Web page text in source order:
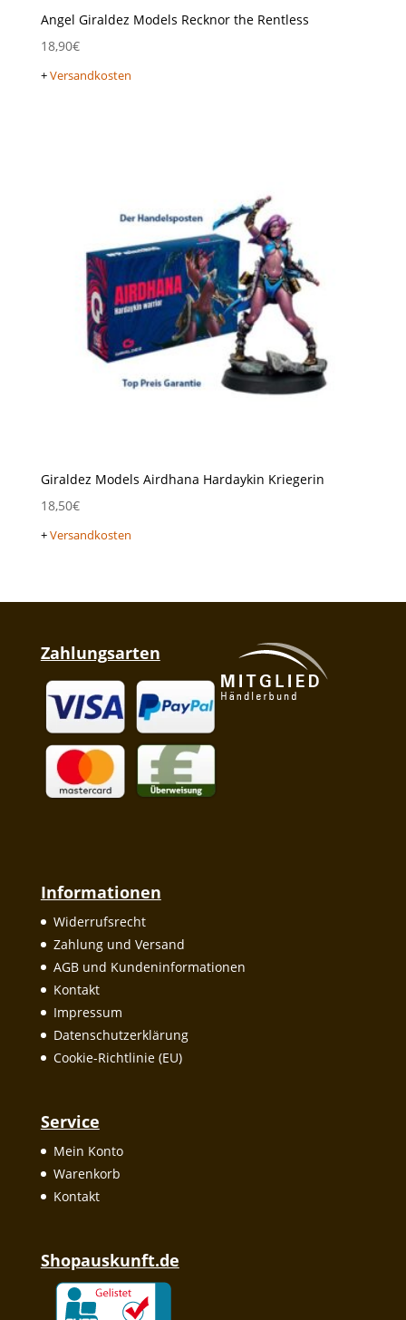
Angel Giraldez Models Recknor the Rentless
18,90€
+Versandkosten
Giraldez Models Airdhana Hardaykin Kriegerin
18,50€
+Versandkosten
Zahlungsarten
Informationen
Widerrufsrecht
Zahlung und Versand
AGB und Kundeninformationen
Kontakt
Impressum
Datenschutzerklärung
Cookie-Richtlinie (EU)
Service
Mein Konto
Warenkorb
Kontakt
Shopauskunft.de